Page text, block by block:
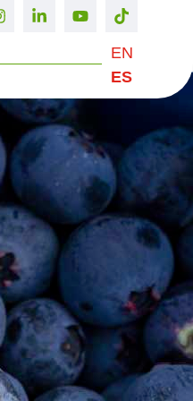
EN
ES